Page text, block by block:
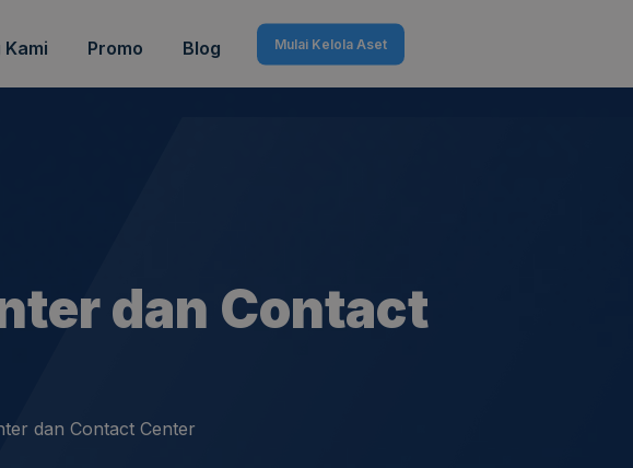
Promo Blog Mulai Kelola Aset
dan Contact
dan Contact Center